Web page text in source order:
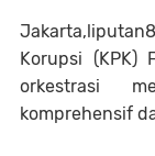
Korupsi (KPK)
orkestrasi
komprehensif